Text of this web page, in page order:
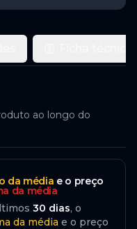
ao longo do
da média e o preço
da média
30 dias, o
da média e o preço